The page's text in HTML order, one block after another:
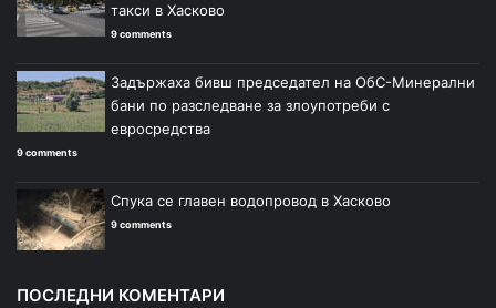
такси в Хасково
9 comments
Задържаха бивш председател на ОбС-Минерални
бани по разследване за злоупотреби с
евросредства
9 comments
Спука се главен водопровод в Хасково
9 comments
ПОСЛЕДНИ КОМЕНТАРИ